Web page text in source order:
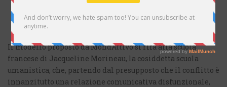
Il modello proposto da MondAttivo si rifà alla scuola
francese di Jacqueline Morineau, la cosiddetta scuola
umanistica, che, partendo dal presupposto che il conflitto è
innanzitutto una relazione comunicativa disfunzionale,